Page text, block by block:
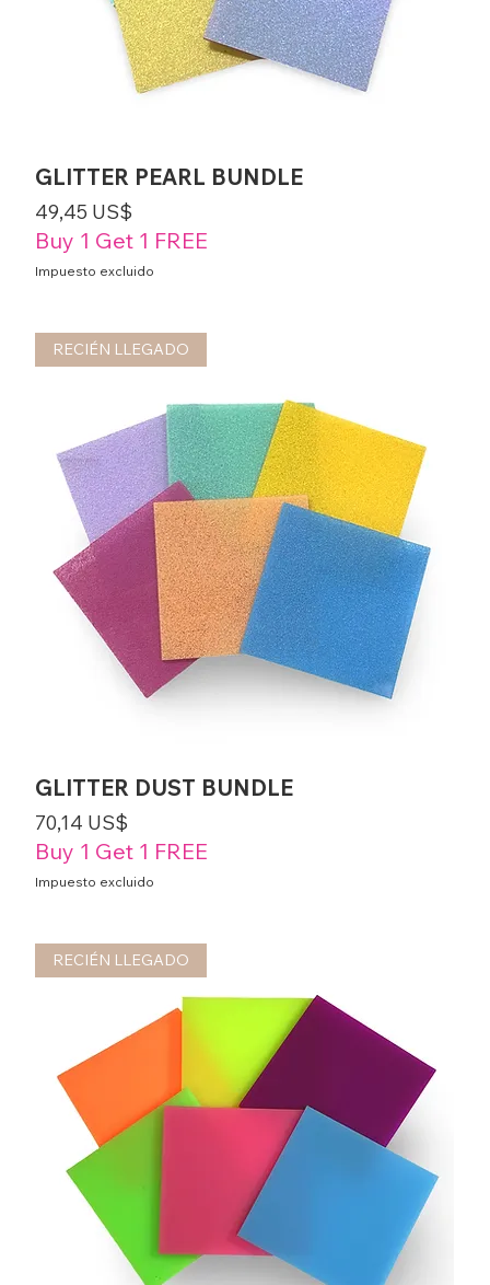
GLITTER PEARL BUNDLE
Precio
49,45 US$
Buy 1 Get 1 FREE
Impuesto excluido
RECIÉN LLEGADO
GLITTER DUST BUNDLE
Precio
70,14 US$
Buy 1 Get 1 FREE
Impuesto excluido
RECIÉN LLEGADO